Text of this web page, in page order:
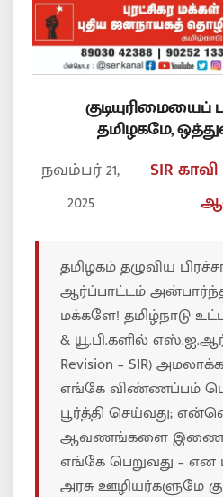
குடியுரிமையைப்
தமிழகமே,
நவம்பர் 21,
2025
SIRகாவி
தமிழகம் தழுவிய
ஆர்ப்பாட்டம்
மக்களே! தமிழ்நாடு
& யூ.பி.களில்
Revision – SIR)
எங்கே விண்ணப்பம்
பூர்த்தி செய்வது;
ஆவணங்களை
எங்கே பெறுவது –
அரசு ஊழியர்களுமே